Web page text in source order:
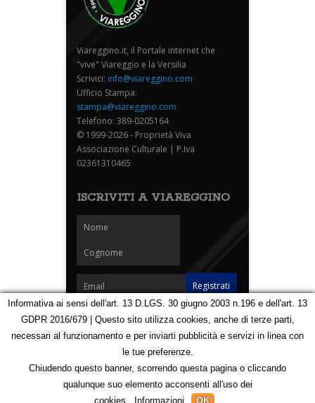
Viareggino.it, il Portale internet che
"vive" Viareggio e la Versilia
Scrivici: info@viareggino.com
Ufficio Stampa:
stampa@viareggino.com
Telefono: 389-0205164
© 1999-2026 - Proprietà Viva
Associazione Culturale | P.Iva
02361310465
ISCRIVITI A VIAREGGINO
Homepage Notizie Speciali Eventi Foto Carnevale
Partners
Contatti
Mappa
123201386
Informativa ai sensi dell'art. 13 D.LGS. 30 giugno 2003 n.196 e dell'art. 13
GDPR 2016/679 | Questo sito utilizza cookies, anche di terze parti,
necessari al funzionamento e per inviarti pubblicità e servizi in linea con
le tue preferenze.
Chiudendo questo banner, scorrendo questa pagina o cliccando
qualunque suo elemento acconsenti all'uso dei
cookies.
Informazioni OK